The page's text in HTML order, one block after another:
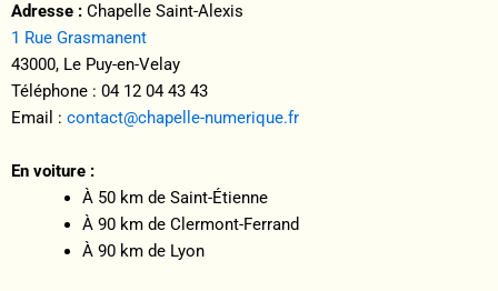
Adresse : Chapelle Saint-Alexis
1 Rue Grasmanent
43000, Le Puy-en-Velay
Téléphone : 04 12 04 43 43
Email : contact@chapelle-numerique.fr
En voiture :
À 50 km de Saint-Étienne
À 90 km de Clermont-Ferrand
À 90 km de Lyon